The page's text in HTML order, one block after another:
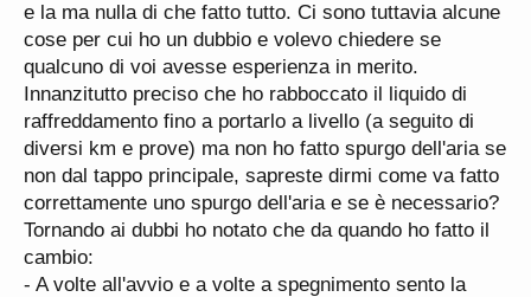
e la ma nulla di che fatto tutto. Ci sono tuttavia alcune
cose per cui ho un dubbio e volevo chiedere se
qualcuno di voi avesse esperienza in merito.
Innanzitutto preciso che ho rabboccato il liquido di
raffreddamento fino a portarlo a livello (a seguito di
diversi km e prove) ma non ho fatto spurgo dell'aria se
non dal tappo principale, sapreste dirmi come va fatto
correttamente uno spurgo dell'aria e se è necessario?
Tornando ai dubbi ho notato che da quando ho fatto il
cambio:
- A volte all'avvio e a volte a spegnimento sento la